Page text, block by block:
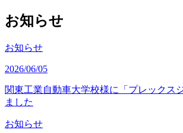
お知らせ
お知らせ
2026/06/05
関東工業自動車大学校様に「プレックス
ました
お知らせ